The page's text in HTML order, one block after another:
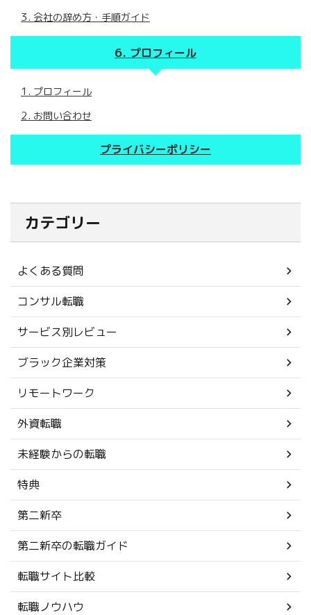
会社の辞め方・手順ガイド
プロフィール
プロフィール
お問い合わせ
プライバシーポリシー
カテゴリー
よくある質問
コンサル転職
サービス別レビュー
ブラック企業対策
リモートワーク
外資転職
未経験からの転職
特典
第二新卒
第二新卒の転職ガイド
転職サイト比較
転職ノウハウ